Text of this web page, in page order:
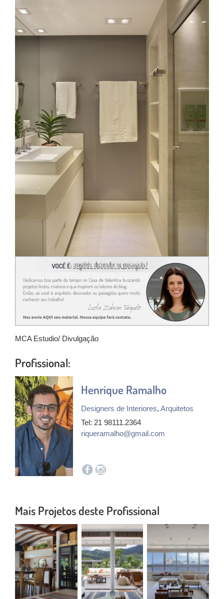
MCA Estudio/ Divulgação
Profissional:
Henrique Ramalho
Designers de Interiores, Arquitetos
Tel: 21 98111.2364
riqueramalho@gmail.com
Mais Projetos deste Profissional